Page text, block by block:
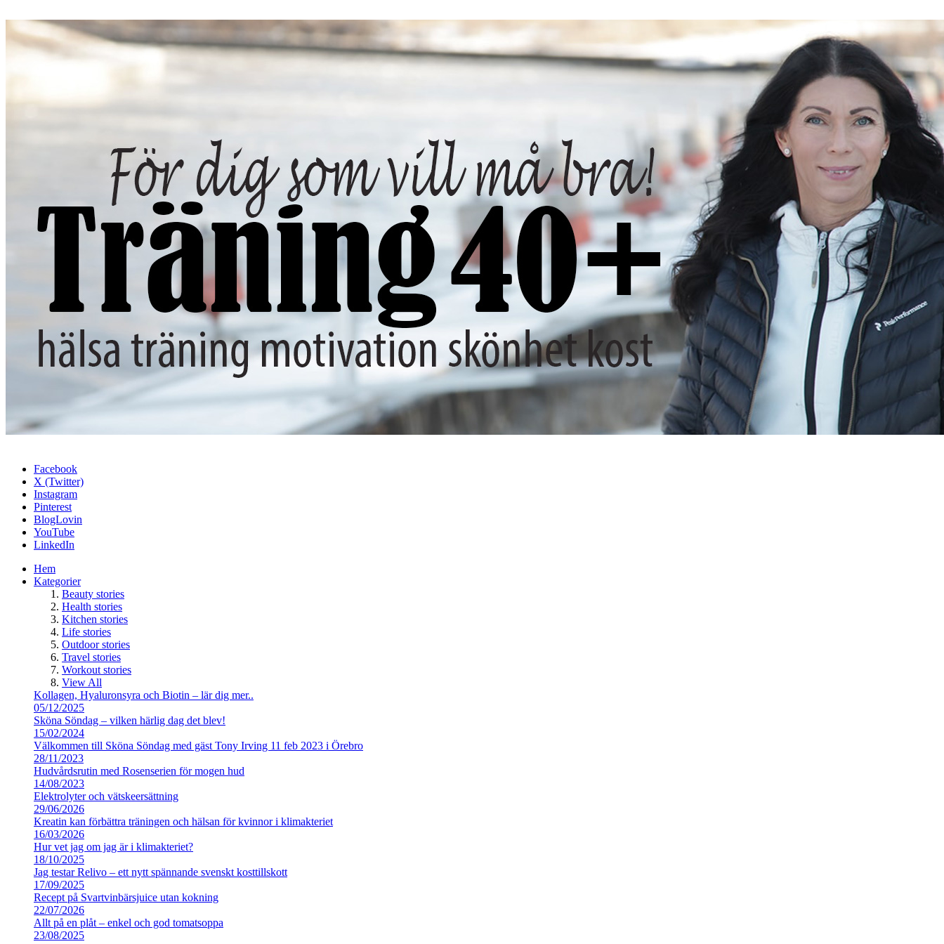
Facebook
X (Twitter)
Instagram
Pinterest
BlogLovin
YouTube
LinkedIn
Hem
Kategorier
Beauty stories
Health stories
Kitchen stories
Life stories
Outdoor stories
Travel stories
Workout stories
View All
Kollagen, Hyaluronsyra och Biotin – lär dig mer..
05/12/2025
Sköna Söndag – vilken härlig dag det blev!
15/02/2024
Välkommen till Sköna Söndag med gäst Tony Irving 11 feb 2023 i Örebro
28/11/2023
Hudvårdsrutin med Rosenserien för mogen hud
14/08/2023
Elektrolyter och vätskeersättning
29/06/2026
Kreatin kan förbättra träningen och hälsan för kvinnor i klimakteriet
16/03/2026
Hur vet jag om jag är i klimakteriet?
18/10/2025
Jag testar Relivo – ett nytt spännande svenskt kosttillskott
17/09/2025
Recept på Svartvinbärsjuice utan kokning
22/07/2026
Allt på en plåt – enkel och god tomatsoppa
23/08/2025